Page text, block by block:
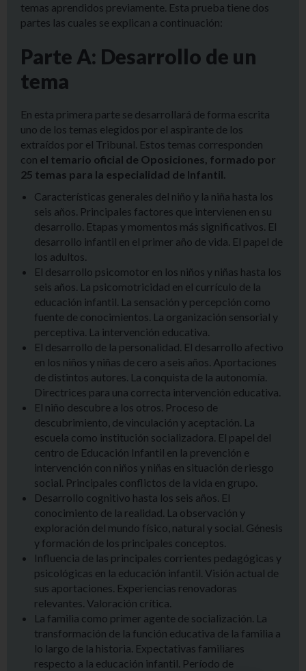
temas aprendidos previamente. Esta prueba tiene dos
partes las cuales se explican a continuación:
Parte A: Desarrollo de un
tema
En esta primera parte se desarrollará de forma escrita
uno de los temas elegidos por el aspirante de los
extraídos por el Tribunal. Estos temas corresponden
con el temario oficial de Oposiciones, formado por
25 temas para la especialidad de Infantil.
Características generales del niño y la niña hasta los
seis años. Principales factores que intervienen en su
desarrollo. Etapas y momentos más significativos. El
desarrollo infantil en el primer año de vida. El papel de
los adultos.
El desarrollo psicomotor en los niños y niñas hasta los
seis años. La psicomotricidad en el currículo de la
educación infantil. La sensación y percepción como
fuente de conocimientos. La organización sensorial y
perceptiva. La intervención educativa.
El desarrollo de la personalidad. El desarrollo afectivo
en los niños y niñas de cero a seis años. Aportaciones
de distintos autores. La conquista de la autonomía.
Directrices para una correcta intervención educativa.
El niño descubre a los otros. Proceso de
descubrimiento, de vinculación y aceptación. La
escuela como institución socializadora. El papel del
centro de Educación Infantil en la prevención e
intervención con niños y niñas en situación de riesgo
social. Principales conflictos de la vida en grupo.
Desarrollo cognitivo hasta los seis años. El
conocimiento de la realidad. La observación y
exploración del mundo físico, natural y social. Génesis
y formación de los principales conceptos.
Influencia de las principales corrientes pedagógicas y
psicológicas en la educación infantil. Visión actual de
sus aportaciones. Experiencias renovadoras
relevantes. Valoración crítica.
La familia como primer agente de socialización. La
transformación de la función educativa de la familia a
lo largo de la historia. Expectativas familiares
respecto a la educación infantil. Período de